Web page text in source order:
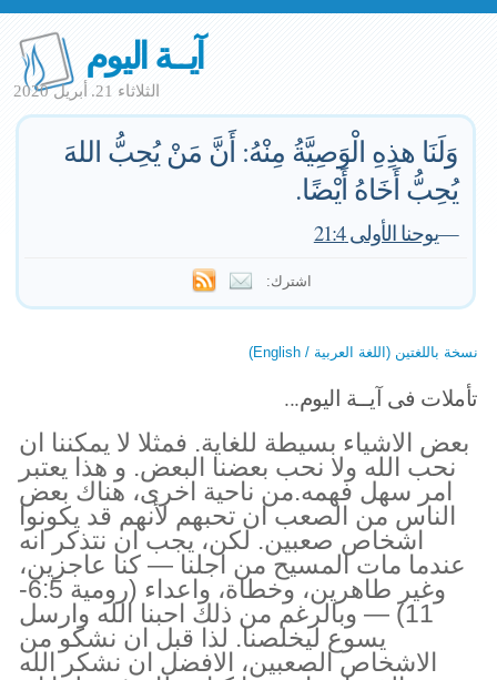
آيــة اليوم
الثلاثاء 21. أبريل 2020
وَلَنَا هذِهِ الْوَصِيَّةُ مِنْهُ: أَنَّ مَنْ يُحِبُّ اللهَ
يُحِبُّ أَخَاهُ أَيْضًا.
—يوحنا الأولى 21:4
اشترك:
نسخة باللغتين (اللغة العربية / English)
تأملات فى آيــة اليوم...
بعض الاشياء بسيطة للغاية. فمثلا لا يمكننا ان
نحب الله ولا نحب بعضنا البعض. و هذا يعتبر
امر سهل فهمه.من ناحية اخرى، هناك بعض
الناس من الصعب ان تحبهم لأنهم قد يكونوا
اشخاص صعبين. لكن، يجب ان نتذكر انه
عندما مات المسيح من اجلنا — كنا عاجزين،
وغير طاهرين، وخطاة، واعداء (رومية 6:5-
11) — وبالرغم من ذلك احبنا الله وارسل
يسوع ليخلصنا. لذا قبل ان نشكو من
الاشخاص الصعبين، الافضل ان نشكر الله